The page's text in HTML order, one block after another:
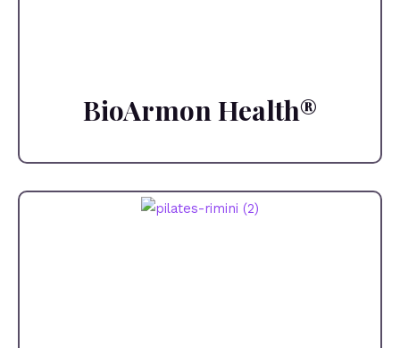
BioArmon Health®